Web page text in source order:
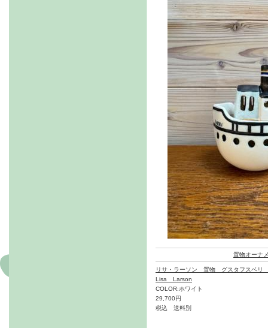
置物オーナ
リサ・ラーソン 置物 グスタフスベリ
Lisa Larson
COLOR:ホワイト
29,700円
税込 送料別